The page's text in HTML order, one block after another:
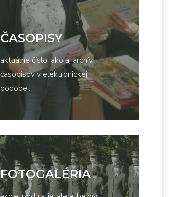
ČASOPISY
aktuálne číslo, ako aj archív
časopisov v elektronickej
podobe...
FOTOGALÉRIA